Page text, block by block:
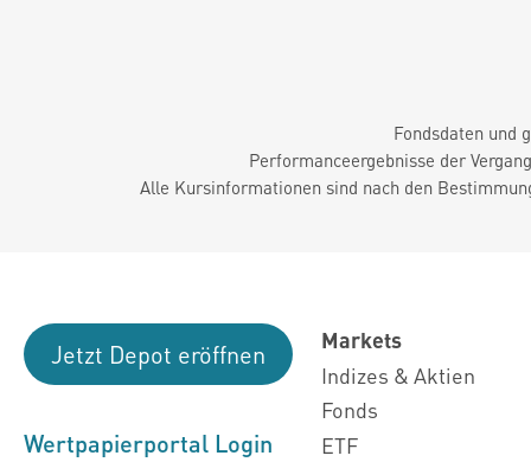
Fondsdaten und
Performanceergebnisse der
Alle Kursinformationen sind nach den
Jetzt Depot eröffnen
Wertpapierportal Login
Markets
Indizes & Aktien
Fonds
ETF